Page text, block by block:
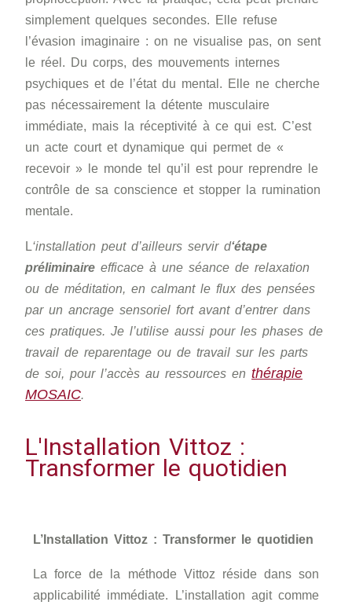
simplement quelques secondes. Elle refuse
l’évasion imaginaire : on ne visualise pas, on sent
le réel. Du corps, des mouvements internes
psychiques et de l’état du mental. Elle ne cherche
pas nécessairement la détente musculaire
immédiate, mais la réceptivité à ce qui est. C’est
un acte court et dynamique qui permet de «
recevoir » le monde tel qu’il est pour reprendre le
contrôle de sa conscience et stopper la rumination
mentale.
L‘installation peut d’ailleurs servir d‘étape
préliminaire efficace à une séance de relaxation
ou de méditation, en calmant le flux des pensées
par un ancrage sensoriel fort avant d’entrer dans
ces pratiques. Je l’utilise aussi pour les phases de
travail de reparentage ou de travail sur les parts
de soi, pour l’accès au ressources en thérapie
MOSAIC.
L'Installation Vittoz :
Transformer le quotidien
L’Installation Vittoz : Transformer le quotidien
La force de la méthode Vittoz réside dans son
applicabilité immédiate. L’installation agit comme